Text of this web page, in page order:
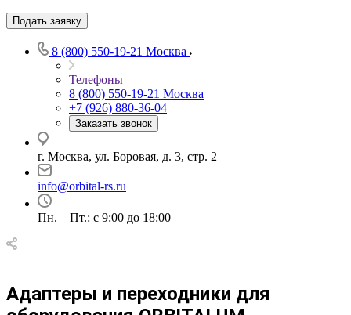
Подать заявку
8 (800) 550-19-21 Москва
Телефоны
8 (800) 550-19-21 Москва
+7 (926) 880-36-04
Заказать звонок
г. Москва, ул. Боровая, д. 3, стр. 2
info@orbital-rs.ru
Пн. – Пт.: с 9:00 до 18:00
Адаптеры и переходники для